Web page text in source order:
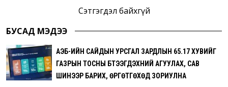
Сэтгэгдэл байхгүй
БУСАД МЭДЭЭ
АҮЭБ-ИЙН САЙДЫН УРСГАЛ ЗАРДЛЫН 65.17 ХУВИЙГ
ГАЗРЫН ТОСНЫ БҮТЭЭГДЭХҮҮНИЙ АГУУЛАХ, САВ
ШИНЭЭР БАРИХ, ӨРГӨТГӨХӨД ЗОРИУЛНА